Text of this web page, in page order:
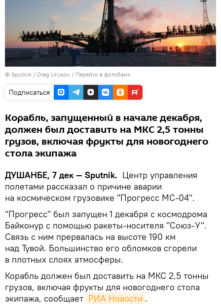
© Sputnik / Oleg Urusov / Перейти в фотобанк
Подписаться
Корабль, запущенный в начале декабря,
должен был доставить на МКС 2,5 тонны
грузов, включая фрукты для новогоднего
стола экипажа
ДУШАНБЕ, 7 дек — Sputnik. Центр управления
полетами рассказал о причине аварии
на космическом грузовике "Прогресс МС-04".
"Прогресс" был запущен 1 декабря с космодрома
Байконур с помощью ракеты-носителя "Союз-У".
Связь с ним прервалась на высоте 190 км
над Тувой. Большинство его обломков сгорели
в плотных слоях атмосферы.
Корабль должен был доставить на МКС 2,5 тонны
грузов, включая фрукты для новогоднего стола
экипажа, сообщает РИА Новости .